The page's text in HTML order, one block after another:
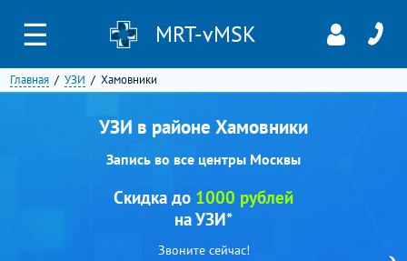
☰ MRT-vMSK
Главная УЗИ Хамовники
УЗИ в районе Хамовники
Запись во все центры Москвы
Скидка до 1000 рублей
на УЗИ*
Звоните сейчас!